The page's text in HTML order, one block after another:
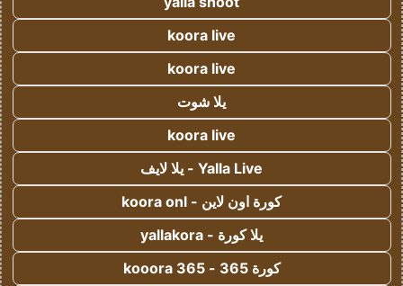
koora live
koora live
يلا شوت
koora live
Yalla Live - يلا لايف
كورة اون لاين - koora onl
يلا كورة - yallakora
كورة 365 - kooora 365